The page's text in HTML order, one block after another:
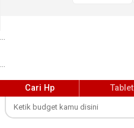
Cari Hp Tablet